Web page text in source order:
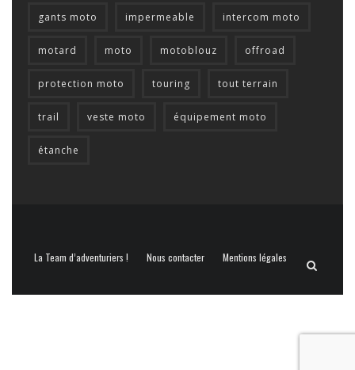
gants moto impermeable intercom moto
motard moto motoblouz offroad
protection moto touring tout terrain
trail veste moto équipement moto
étanche
La Team d’adventuriers ! Nous contacter Mentions légales